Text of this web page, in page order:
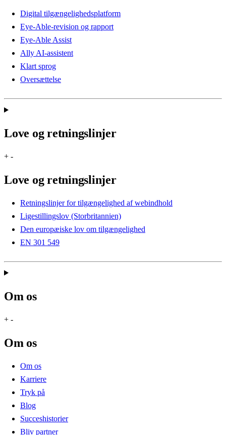
Digital tilgængelighedsplatform
Eye-Able-revision og rapport
Eye-Able Assist
Ally AI-assistent
Klart sprog
Oversættelse
Love og retningslinjer
+ -
Love og retningslinjer
Retningslinjer for tilgængelighed af webindhold
Ligestillingslov (Storbritannien)
Den europæiske lov om tilgængelighed
EN 301 549
Om os
+ -
Om os
Om os
Karriere
Tryk på
Blog
Succeshistorier
Bliv partner